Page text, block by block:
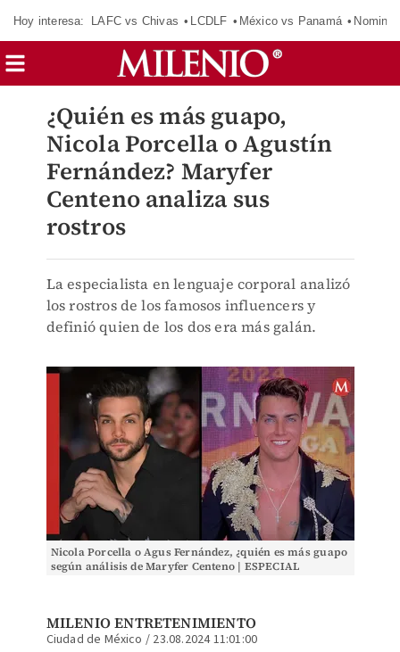
Hoy interesa: LAFC vs Chivas LCDLF México vs Panamá
¿Quién es más guapo,
Nicola Porcella o Agustín
Fernández? Maryfer
Centeno analiza sus
rostros
La especialista en lenguaje corporal analizó
los rostros de los famosos influencers y
definió quien de los dos era más galán.
Nicola Porcella o Agus Fernández, ¿quién es más guapo
según análisis de Maryfer Centeno | ESPECIAL
MILENIO ENTRETENIMIENTO
Ciudad de México / 23.08.2024 11:01:00